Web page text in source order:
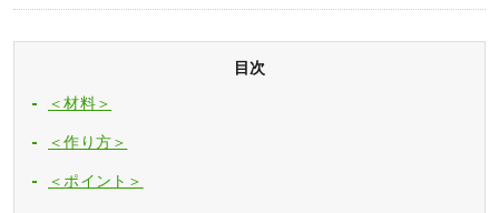
目次
＜材料＞
＜作り方＞
＜ポイント＞